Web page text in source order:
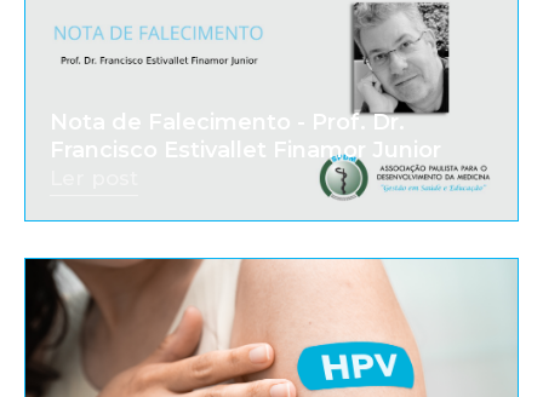
Nota de Falecimento - Prof. Dr.
Francisco Estivallet Finamor Junior